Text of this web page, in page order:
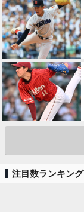
注目数ランキング